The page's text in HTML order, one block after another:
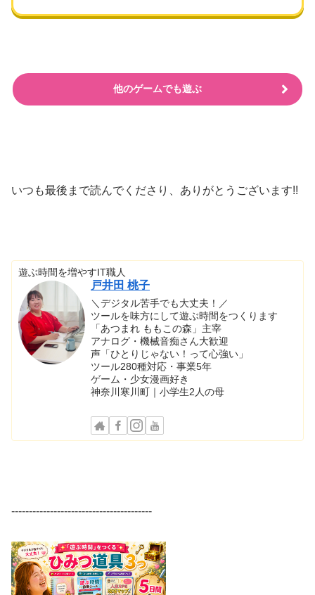
他のゲームでも遊ぶ
いつも最後まで読んでくださり、ありがとうございます!!
遊ぶ時間を増やすIT職人
戸井田 桃子
＼デジタル苦手でも大丈夫！／
ツールを味方にして遊ぶ時間をつくります
「あつまれ ももこの森」主宰
アナログ・機械音痴さん大歓迎
声「ひとりじゃない！って心強い」
ツール280種対応・事業5年
ゲーム・少女漫画好き
神奈川寒川町｜小学生2人の母
----------------------------------------